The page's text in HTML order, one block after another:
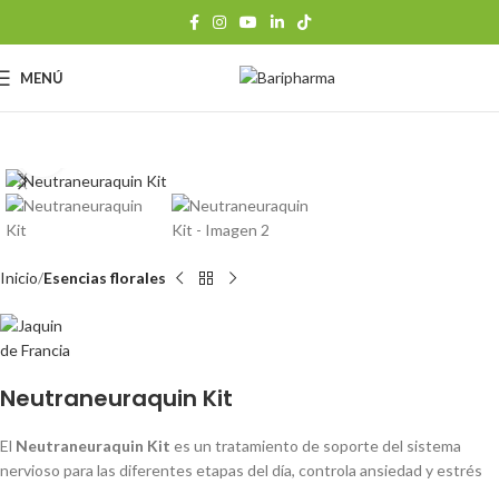
MENÚ
Inicio Esencias florales
Neutraneuraquin Kit
El Neutraneuraquin Kit es un tratamiento de soporte del sistema
nervioso para las diferentes etapas del día, controla ansiedad y estrés